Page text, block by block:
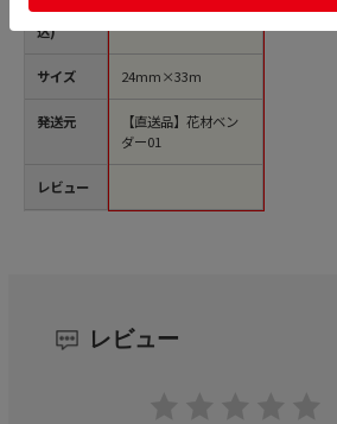
価格(税
込)
サイズ
発送元
レビュー
￥1,287
24mm×33m
【直送品】花材ベン
ダー01
レビュー